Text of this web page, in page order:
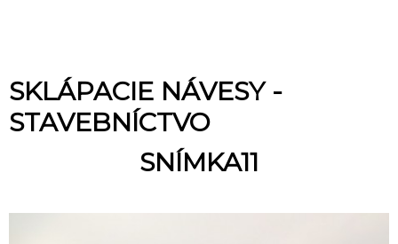
SKLÁPACIE NÁVESY -
STAVEBNÍCTVO
SNÍMKA11